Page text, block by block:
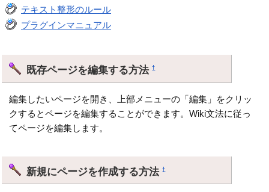
テキスト整形のルール
プラグインマニュアル
既存ページを編集する方法†
編集したいページを開き、上部メニューの「編集」をクリッ
クするとページを編集することができます。Wiki文法に従っ
てページを編集します。
新規にページを作成する方法†